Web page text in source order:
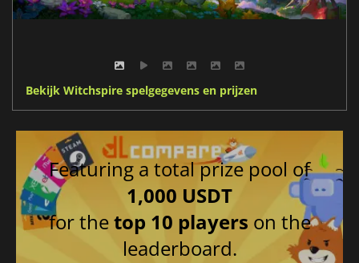
Bekijk Witchspire spelgegevens en prijzen
Featuring a total prize pool of
1,000 USDT
for thetop 10 players on the
leaderboard.